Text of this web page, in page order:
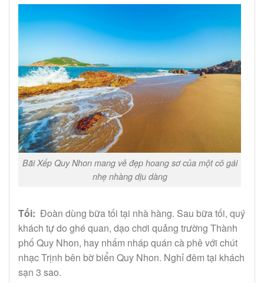
Bãi Xếp Quy Nhon mang vẻ đẹp hoang sơ của một cô gái
nhẹ nhàng dịu dàng
Tối: Đoàn dùng bữa tối tại nhà hàng. Sau bữa tối, quý
khách tự do ghé quan, dạo chơi quảng trường Thành
phố Quy Nhon, hay nhấm nháp quán cà phê với chút
nhạc Trịnh bên bờ biển Quy Nhon. Nghỉ đêm tại khách
sạn 3 sao.